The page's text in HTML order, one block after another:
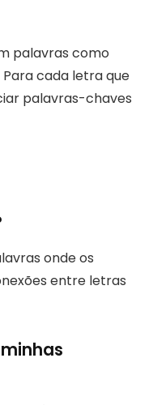
palavras como
Para cada letra que
palavras-chaves
onde os
entre letras